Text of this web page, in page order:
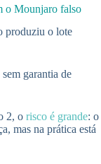
o Mounjaro falso
produziu o lote
garantia de
2, o risco é grande: o
mas na prática está